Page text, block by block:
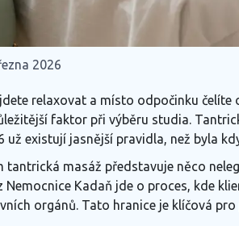
2026
relaxovat a místo odpočinku čelíte
faktor při výběru studia.
už existují jasnější pravidla, než byla
masáž představuje něco
Nemocnice Kadaň jde o proces, kde
orgánů. Tato hranice je klíčová